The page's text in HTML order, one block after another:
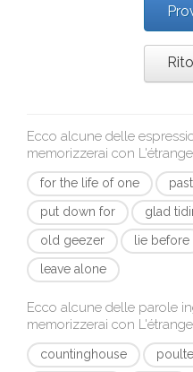
Ecco alcune delle
memorizzerai con
for the life of one
put down for
glad
old geezer
lie before
leave alone
Ecco alcune delle parole
memorizzerai con
countinghouse